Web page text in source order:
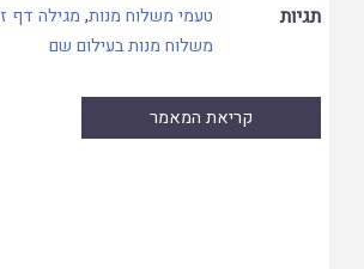
תגיות
טעמי משלוח מנות, מגילה דף ז
משלוח מנות בעילום שם
קריאת המאמר